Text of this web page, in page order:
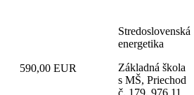
590,00 EUR
Stredoslovenská
energetika
Základná škola
s MŠ, Priechod
č. 179, 976 11